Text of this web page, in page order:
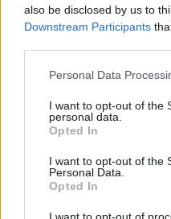
also be disclosed by us to
Downstream Participants
Personal Data
I want to opt-out of the
personal data.
Opted In
I want to opt-out of the
Personal Data.
Opted In
I want to opt-out of
Ψυχολόγος